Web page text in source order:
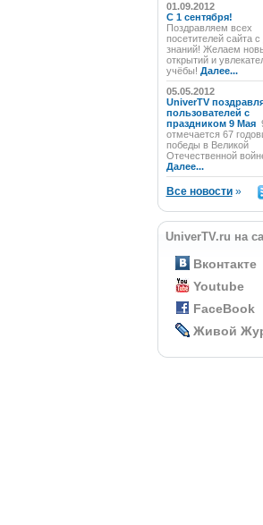
01.09.2012
C 1 сентября!
Поздравляем всех
посетителей сайта
знаний! Желаем
открытий и
учёбы! Далее...
05.05.2012
UniverTV
пользователей с
праздником 9 Мая
отмечается 67
победы в Великой
Отечественной
Далее...
Все новости»
UniverTV.ru на
Вконтакте
Youtube
FaceBook
Живой